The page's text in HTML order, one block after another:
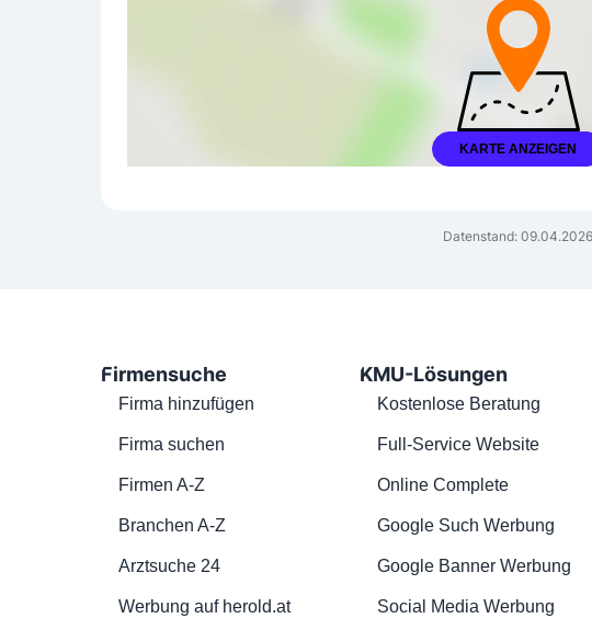
KARTE ANZEIGEN
Datenstand: 09.04.2026
Firmensuche
Firma hinzufügen
Firma suchen
Firmen A-Z
Branchen A-Z
Arztsuche 24
Werbung auf herold.at
KMU-Lösungen
Kostenlose Beratung
Full-Service Website
Online Complete
Google Such Werbung
Google Banner Werbung
Social Media Werbung